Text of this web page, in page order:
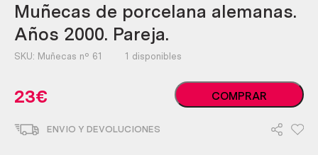
Muñecas de porcelana alemanas.
Años 2000. Pareja.
SKU: Muñecas nº 61 1 disponibles
23€
Muñecas
de
COMPRAR
ENVIO Y DEVOLUCIONES